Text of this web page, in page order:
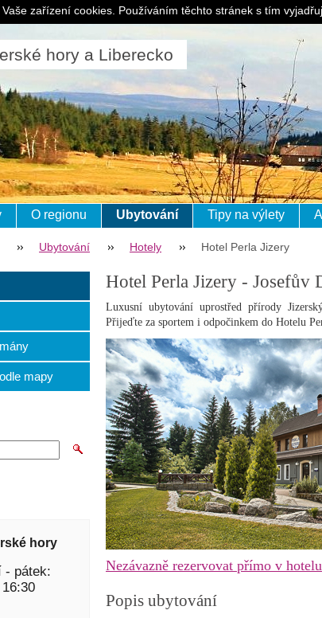
hory a Liberecko
O regionu Ubytování Tipy na výlety
Ubytování Hotely Hotel Perla Jizery
Hotel Perla Jizery - Josefův
Luxusní ubytování uprostřed přírody
Přijeďte za sportem i odpočinkem do Hotelu
Nezávazně rezervovat přímo v hotelu
Popis ubytování
mapy
hory
- pátek:
zařízení cookies. Používáním těchto stránek s tím